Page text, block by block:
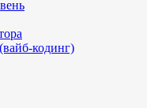
кодинг)